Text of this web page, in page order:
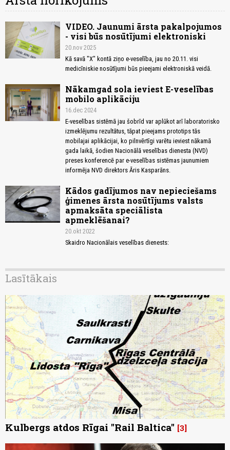
VIDEO. Jaunumi ārsta pakalpojumos
- visi būs nosūtījumi elektroniski
20.nov 2025
Kā savā "X" kontā ziņo e-veselība, jau no 20.11. visi
medicīniskie nosūtījumi būs pieejami elektroniskā veidā.
Nākamgad sola ieviest E-veselības
mobilo aplikāciju
16.dec 2024
E-veselības sistēmā jau šobrīd var aplūkot arī laboratorisko
izmeklējumu rezultātus, tāpat pieejams prototips tās
mobilajai aplikācijai, ko pilnvērtīgi varētu ieviest nākamā
gada laikā, šodien Nacionālā veselības dienesta (NVD)
preses konferencē par e-veselības sistēmas jaunumiem
informēja NVD direktors Āris Kasparāns.
Kādos gadījumos nav nepieciešams
ģimenes ārsta nosūtījums valsts
apmaksāta speciālista
apmeklēšanai?
20.okt 2022
Skaidro Nacionālais veselības dienests:
Lasītākais
Kulbergs atdos Rīgai "Rail Baltica" 3